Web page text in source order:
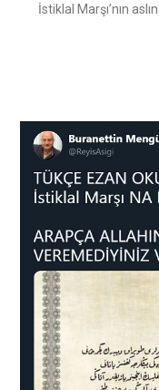
İstiklal Marşı’nın